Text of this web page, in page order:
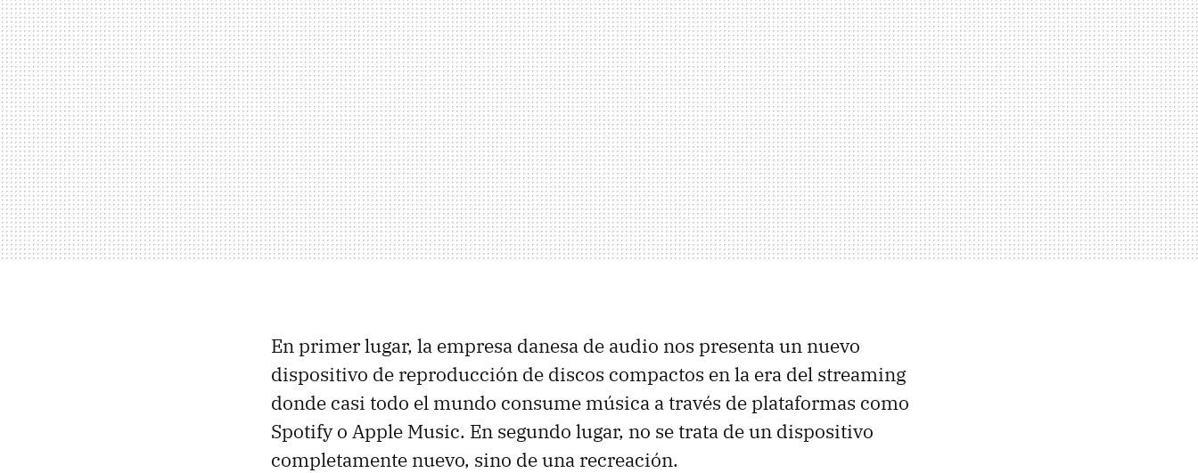
En primer lugar, la empresa danesa de audio nos presenta un nuevo
dispositivo de reproducción de discos compactos en la era del streaming
donde casi todo el mundo consume música a través de plataformas como
Spotify o Apple Music. En segundo lugar, no se trata de un dispositivo
completamente nuevo, sino de una recreación.